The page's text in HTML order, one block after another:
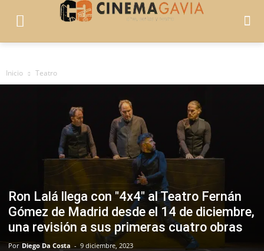
Inicio Teatro
Ron Lalá llega con "4x4" al Teatro Fernán
Gómez de Madrid desde el 14 de diciembre,
una revisión a sus primeras cuatro obras
Por Diego Da Costa - 9 diciembre, 2023